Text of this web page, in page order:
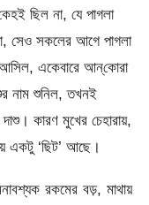
ছিল না, যে পাগলা
সেও সকলের আগে পাগলা
আসিল, একেবারে আন্‌কোরা
নাম শুনিল, তখনই
কারণ মুখের চেহারায়,
একটু ‘ছিট’ আছে।
রকমের বড়, মাথায়